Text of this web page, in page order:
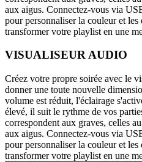
aux aigus. Connectez-vous via
pour personnaliser la couleur et
transformer votre playlist en une
VISUALISEUR AUDIO
Créez votre propre soirée avec le
donner une toute nouvelle
volume est réduit, l'éclairage
élevé, il suit le rythme de vos
correspondent aux graves, celles
aux aigus. Connectez-vous via
pour personnaliser la couleur et
transformer votre playlist en une